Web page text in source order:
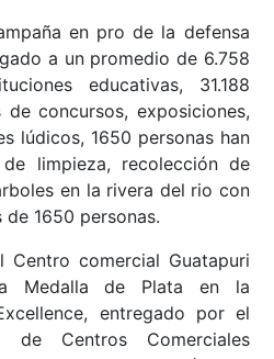
en pro de la defensa
a un promedio de 6.758
educativas, 31.188
concursos, exposiciones,
lúdicos, 1650 personas han
limpieza, recolección de
en la rivera del rio con
1650 personas.
Centro comercial Guatapuri
Medalla de Plata en la
entregado por el
de Centros Comerciales